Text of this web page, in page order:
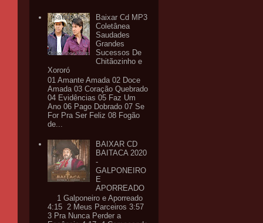
Baixar Cd MP3
Coletânea
Saudades
Grandes
Sucessos De
Chitãozinho e
Xororó
01 Amante Amada 02 Doce
Amada 03 Coração Quebrado
04 Evidências 05 Faz Um
Ano 06 Pago Dobrado 07 Se
For Pra Ser Feliz 08 Fogão
de...
BAIXAR CD
BAITACA 2020
-
GALPONEIRO
E
APORREADO
1 Galponeiro e Aporreado
4:15 2 Meus Parceiros 3:57
3 Pra Nunca Perder a